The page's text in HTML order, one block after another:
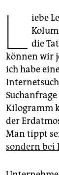
abo
epaper login
L iebe
die
können wir
ich habe
Kilogramm
der
Man tippt
sondern bei